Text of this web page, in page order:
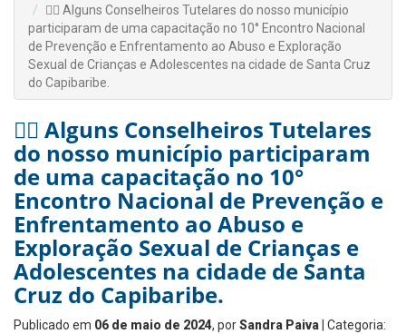
👉🏻 Alguns Conselheiros Tutelares do nosso município
participaram de uma capacitação no 10° Encontro Nacional
de Prevenção e Enfrentamento ao Abuso e Exploração
Sexual de Crianças e Adolescentes na cidade de Santa Cruz
do Capibaribe.
👉🏻 Alguns Conselheiros Tutelares
do nosso município participaram
de uma capacitação no 10°
Encontro Nacional de Prevenção e
Enfrentamento ao Abuso e
Exploração Sexual de Crianças e
Adolescentes na cidade de Santa
Cruz do Capibaribe.
Publicado em 06 de maio de 2024, porSandra Paiva | Categoria: